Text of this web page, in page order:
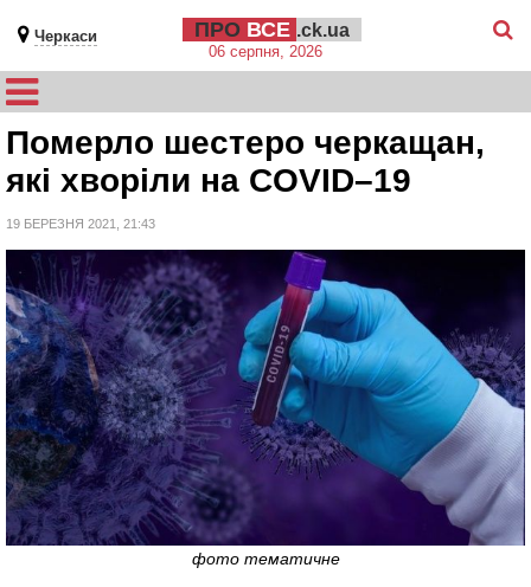
Черкаси ПРО ВСЕ .ck.ua
06 серпня, 2026
Померло шестеро черкащан,
які хворіли на COVID–19
19 БЕРЕЗНЯ 2021, 21:43
фото тематичне